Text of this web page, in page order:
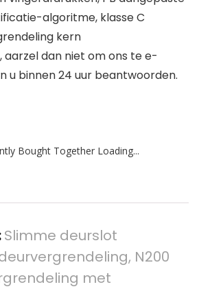
algoritme, klasse C
kern
aarzel dan niet om ons te e-
u binnen 24 uur beantwoorden.
Bought Together Loading...
Slimme deurslot
N200
met